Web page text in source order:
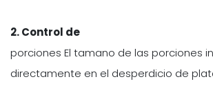
2. Control de
porciones El tamano de las porciones
directamente en el desperdicio de